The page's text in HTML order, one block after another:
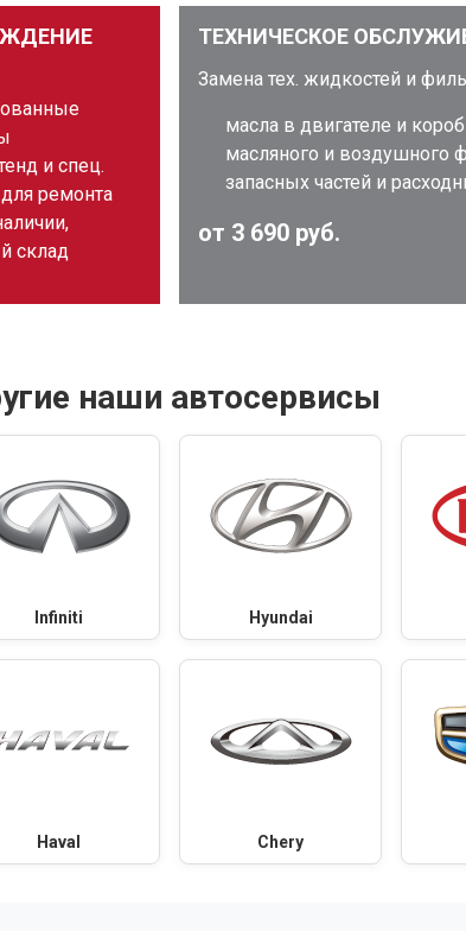
и спец.
ремонта
склад
ТЕХНИЧЕСКОЕ
Замена тех. жидкостей и
масла в двигателе и
масляного и воздушного
запасных частей и
от 3 690 руб.
наши автосервисы
Infiniti Hyundai
Haval Chery